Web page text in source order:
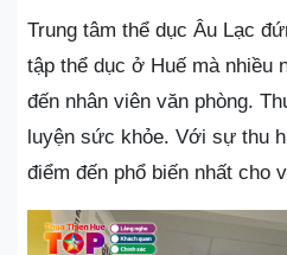
Trung tâm thể dục Âu Lạc
tập thể dục ở Huế mà nhiều
đến nhân viên văn phòng.
luyện sức khỏe. Với sự thu
điểm đến phổ biến nhất cho